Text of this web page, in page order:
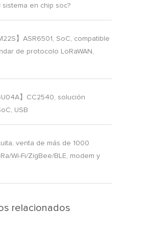
sistema en chip soc?
】ASR6501, SoC, compatible
de protocolo LoRaWAN,
】CC2540, solución
USB
venta de más de 1000
Wi-Fi/ZigBee/BLE, modem y
relacionados